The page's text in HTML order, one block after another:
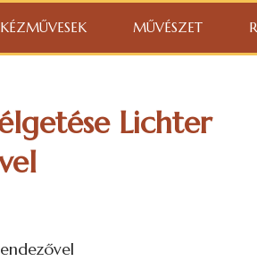
KÉZMŰVESEK MŰVÉSZET
Lichter